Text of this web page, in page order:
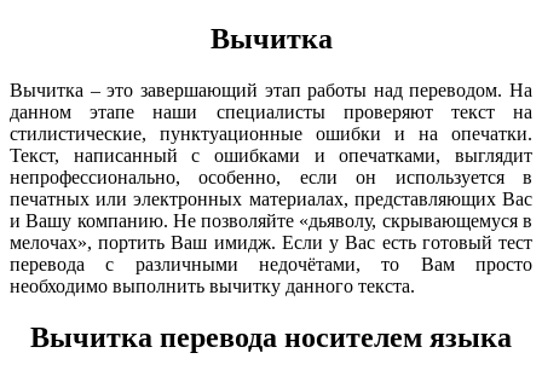
Вычитка
Вычитка – это завершающий этап работы над переводом. На
данном этапе наши специалисты проверяют текст на
стилистические, пунктуационные ошибки и на опечатки.
Текст, написанный с ошибками и опечатками, выглядит
непрофессионально, особенно, если он используется в
печатных или электронных материалах, представляющих Вас
и Вашу компанию. Не позволяйте «дьяволу, скрывающемуся в
мелочах», портить Ваш имидж. Если у Вас есть готовый тест
перевода с различными недочётами, то Вам просто
необходимо выполнить вычитку данного текста.
Вычитка перевода носителем языка